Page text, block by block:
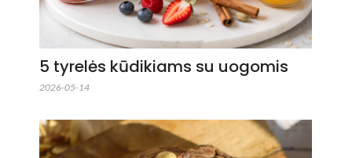
5 tyrelės kūdikiams su uogomis
2026-05-14